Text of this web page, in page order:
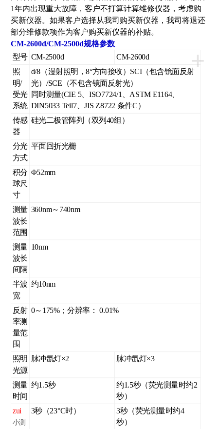
1年内出现重大故障，客户不打算计算维修仪器，考虑购
买新仪器。如果客户选择从我司购买新仪器，我司将退还
部分维修款项作为客户购买新仪器的补贴。
CM-2600d/CM-2500d规格参数
+
型号 CM-2500d
CM-2600d
照
明/
受光
系统
d/8（漫射照明，8°方向接收）SCI（包含镜面反射
光）/SCE（不包含镜面反射光）
同时测量(CIE 5、ISO7724/1、ASTM E1164、
DIN5033 Teil7、JIS Z8722 条件C）
传感
器
硅光二极管阵列（双列40组）
分光
方式
平面回折光栅
积分
球尺
寸
Φ52mm
测量
波长
范围
360nm～740nm
测量
波长
间隔
10nm
半波
宽
约10nm
反射
率测
量范
围
0～175%；分辨率： 0.01%
照明
光源
脉冲氙灯×2 脉冲氙灯×3
测量
时间
约1.5秒
约1.5秒（荧光测量时约2
秒）
zui
小测
3秒（23°C时）
3秒（荧光测量时约4
秒）